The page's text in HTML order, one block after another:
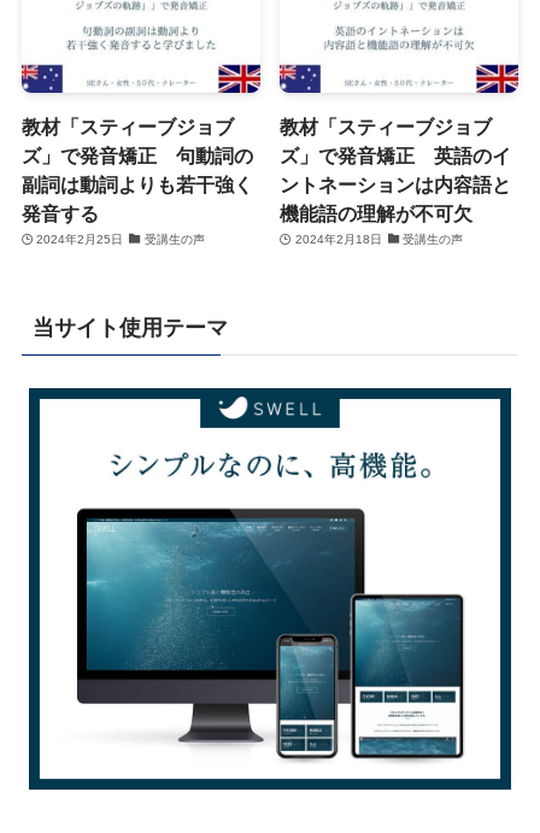
教材「スティーブジョブ
ズ」で発音矯正 句動詞の
副詞は動詞よりも若干強く
発音する
2024年2月25日 受講生の声
教材「スティーブジョブ
ズ」で発音矯正 英語のイ
ントネーションは内容語と
機能語の理解が不可欠
2024年2月18日 受講生の声
当サイト使用テーマ